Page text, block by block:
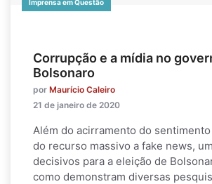
Imprensa em Questão
Corrupção e a mídia no
Bolsonaro
por Maurício Caleiro
21 de janeiro de 2020
Além do acirramento do
do recurso massivo a fake news,
decisivos para a eleição de
como demonstram diversas